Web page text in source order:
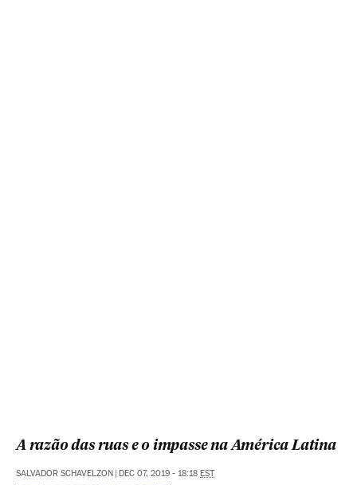
A razão das ruas e o impasse na América Latina
SALVADOR SCHAVELZON DEC 07, 2019 - 18:18 EST